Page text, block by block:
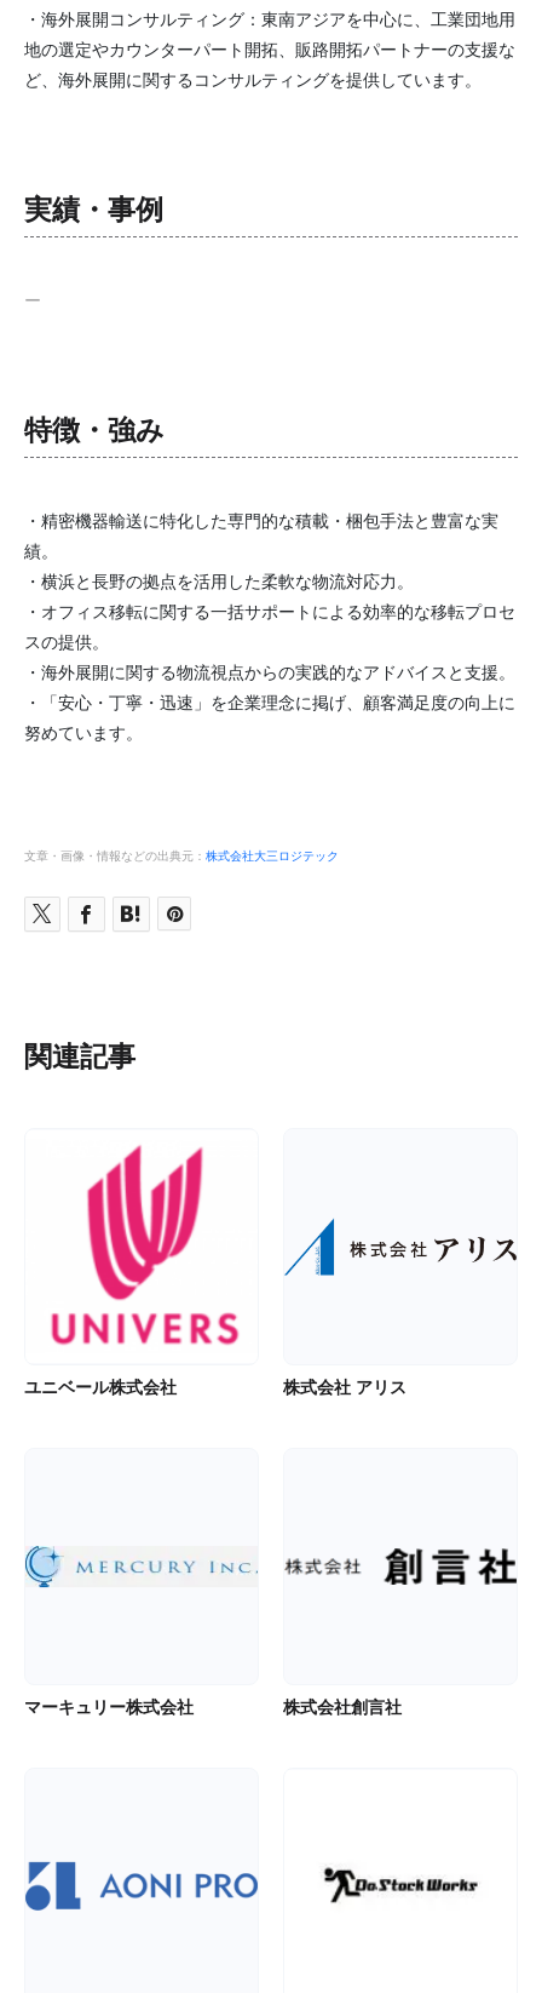
・海外展開コンサルティング：東南アジアを中心に、工業団地用
地の選定やカウンターパート開拓、販路開拓パートナーの支援な
ど、海外展開に関するコンサルティングを提供しています。
実績・事例
ー
特徴・強み
・精密機器輸送に特化した専門的な積載・梱包手法と豊富な実
績。
・横浜と長野の拠点を活用した柔軟な物流対応力。
・オフィス移転に関する一括サポートによる効率的な移転プロセ
スの提供。
・海外展開に関する物流視点からの実践的なアドバイスと支援。
・「安心・丁寧・迅速」を企業理念に掲げ、顧客満足度の向上に
努めています。
文章・画像・情報などの出典元： 株式会社大三ロジテック
関連記事
ユニベール株式会社 株式会社 アリス
マーキュリー株式会社 株式会社創言社